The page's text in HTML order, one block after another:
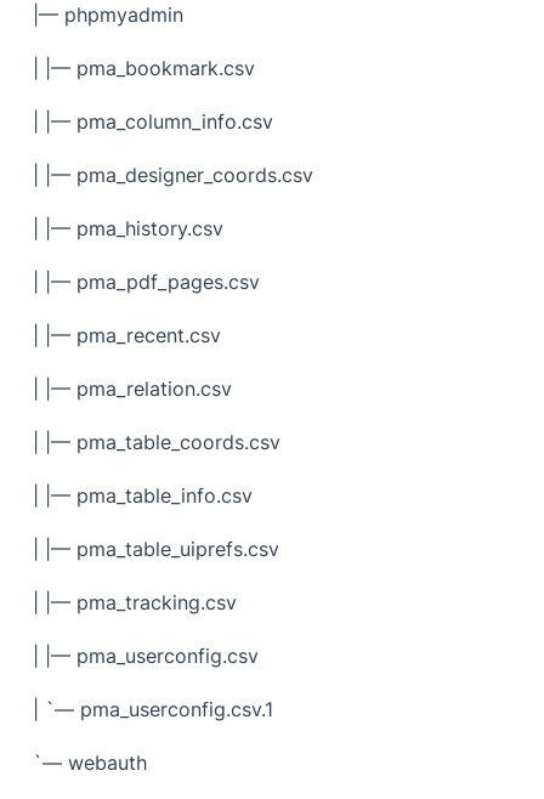
|— phpmyadmin
| |— pma_bookmark.csv
| |— pma_column_info.csv
| |— pma_designer_coords.csv
| |— pma_history.csv
| |— pma_pdf_pages.csv
| |— pma_recent.csv
| |— pma_relation.csv
| |— pma_table_coords.csv
| |— pma_table_info.csv
| |— pma_table_uiprefs.csv
| |— pma_tracking.csv
| |— pma_userconfig.csv
| `— pma_userconfig.csv.1
`— webauth